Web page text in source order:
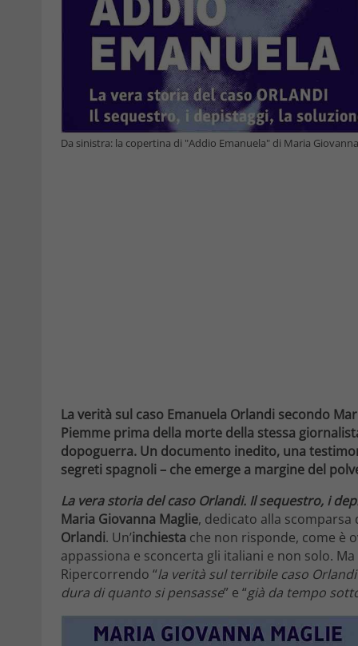
Da sinistra: la copertina di "Addio Emanuela" di Maria
La verità sul caso Emanuela Orlandi secondo
Piemme prima della morte della stessa
dopoguerra. Un documento inedito, una
segreti spagnoli – che emerge a margine del
La vera storia del caso Orlandi. Il sequestro, i
Maria Giovanna Maglie, dedicato alla
Orlandi. Un’inchiesta che non risponde, come è
appassiona e sconcerta gli italiani e non solo. Ma
Ripercorrendo “la verità sul terribile caso
dura di quanto si pensasse” e “già da tempo